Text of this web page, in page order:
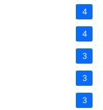
4
4
3
3
3